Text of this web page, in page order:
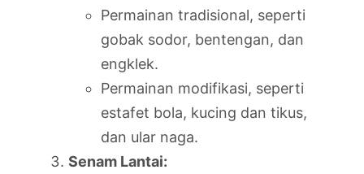
Permainan tradisional, seperti
gobak sodor, bentengan, dan
engklek.
Permainan modifikasi, seperti
estafet bola, kucing dan tikus,
dan ular naga.
Senam Lantai: